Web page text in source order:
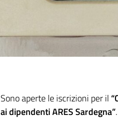
Sono aperte le iscrizioni per il
ai dipendenti ARES Sardegna”.